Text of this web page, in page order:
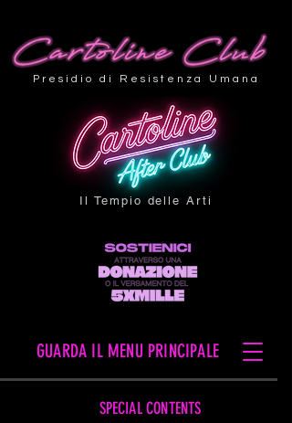
Presidio di Resistenza Umana
Il Tempio delle Arti
GUARDA IL MENU PRINCIPALE
SPECIAL CONTENTS